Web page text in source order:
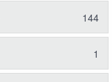
144
1